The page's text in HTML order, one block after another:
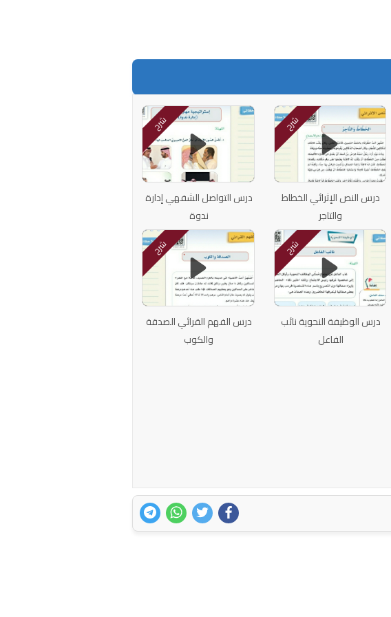
شرح
درس النص الإثرائي الخطاط
والتاجر
شرح
درس التواصل الشفهي إدارة
ندوة
شرح
درس الوظيفة النحوية نائب
الفاعل
شرح
درس الفهم القرائي الصدقة
والكوب